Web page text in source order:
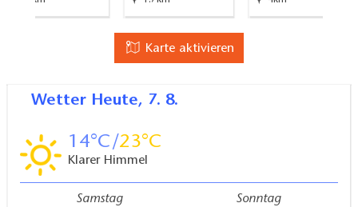
Karte aktivieren
Wetter Heute, 7. 8.
14 23
Klarer Himmel
Samstag Sonntag